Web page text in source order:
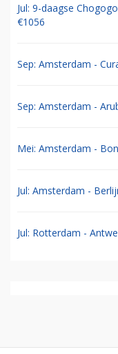
Jul: 9-daagse
€1056
Sep: Amsterdam -
Sep: Amsterdam -
Mei: Amsterdam -
Jul: Amsterdam -
Jul: Rotterdam -